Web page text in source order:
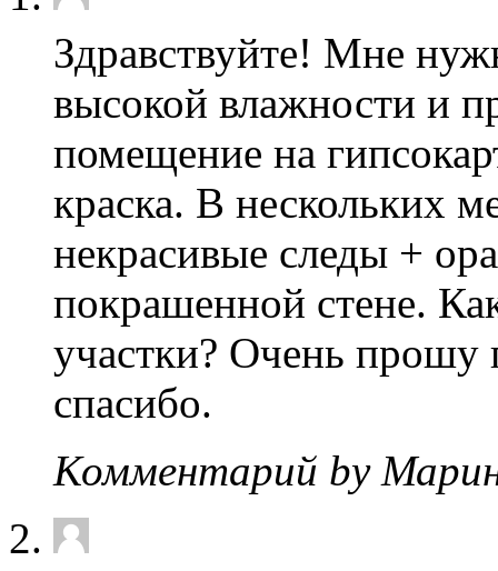
Здравствуйте! Мне
высокой влажности и
помещение на
краска. В нескольких
некрасивые следы +
покрашенной стене.
участки? Очень прошу
спасибо.
Комментарий by